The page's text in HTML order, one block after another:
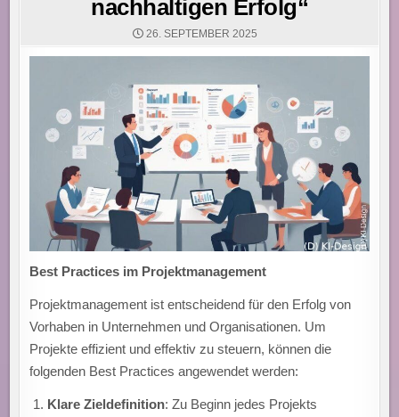
nachhaltigen Erfolg“
26. SEPTEMBER 2025
Best Practices im Projektmanagement
Projektmanagement ist entscheidend für den Erfolg von
Vorhaben in Unternehmen und Organisationen. Um
Projekte effizient und effektiv zu steuern, können die
folgenden Best Practices angewendet werden:
Klare Zieldefinition: Zu Beginn jedes Projekts